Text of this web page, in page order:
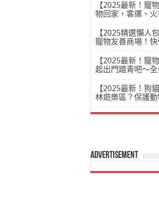
【2025最新！寵
物回家，客運、火
【2025精選懶人
寵物友善商場！
【2025最新！寵
起出門踏青吧～全
【2025最新！狗
林遊樂區？保護動
Advertisement